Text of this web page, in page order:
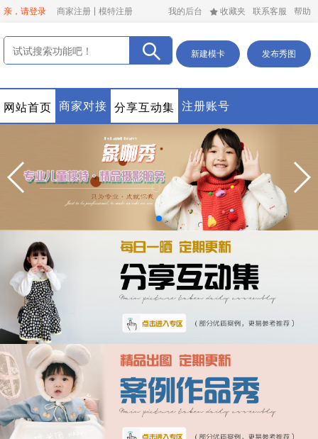
亲，请登录 商家注册 模特注册 我的后台 收藏夹 联系客服 帮助
新建模卡 发布秀图
网站首页 商家对接 分享互动集 注册账号